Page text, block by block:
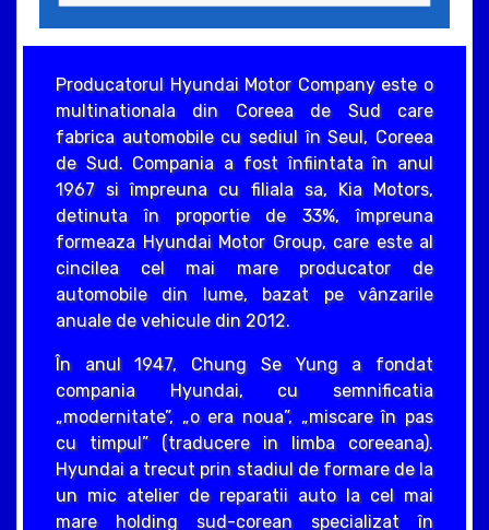
Producatorul Hyundai Motor Company este o
multinationala din Coreea de Sud care
fabrica automobile cu sediul în Seul, Coreea
de Sud. Compania a fost înfiintata în anul
1967 si împreuna cu filiala sa, Kia Motors,
detinuta în proportie de 33%, împreuna
formeaza Hyundai Motor Group, care este al
cincilea cel mai mare producator de
automobile din lume, bazat pe vânzarile
anuale de vehicule din 2012.
În anul 1947, Chung Se Yung a fondat
compania Hyundai, cu semnificatia
„modernitate”, „o era noua”, „miscare în pas
cu timpul” (traducere in limba coreeana).
Hyundai a trecut prin stadiul de formare de la
un mic atelier de reparatii auto la cel mai
mare holding sud-corean specializat în